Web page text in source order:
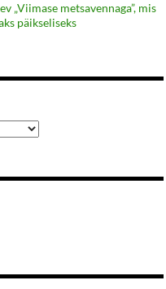
„Viimase metsavennaga”, mis
päikseliseks